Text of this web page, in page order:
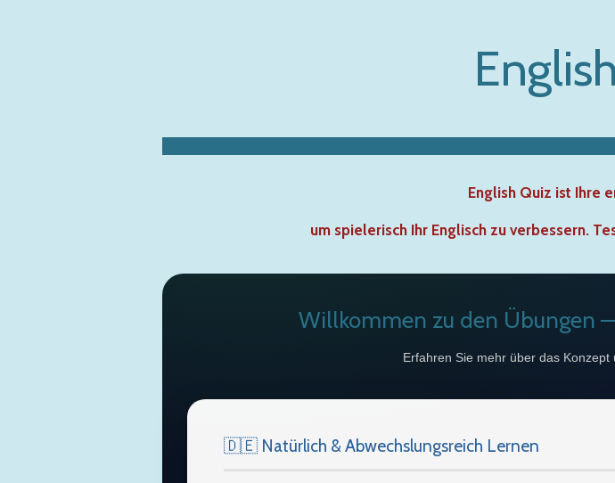
English Quiz ist Ihre
um spielerisch Ihr Englisch zu verbessern.
Willkommen zu den Übungen
Erfahren Sie mehr über das
🇩🇪 Natürlich & Abwechslungsreich Lernen